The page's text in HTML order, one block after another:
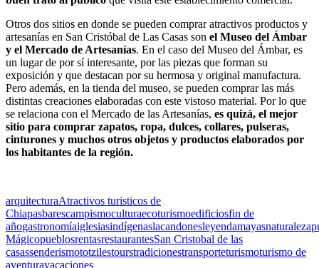
Otros dos sitios en donde se pueden comprar atractivos productos y
artesanías en San Cristóbal de Las Casas son el Museo del Ámbar
y el Mercado de Artesanías. En el caso del Museo del Ámbar, es
un lugar de por sí interesante, por las piezas que forman su
exposición y que destacan por su hermosa y original manufactura.
Pero además, en la tienda del museo, se pueden comprar las más
distintas creaciones elaboradas con este vistoso material. Por lo que
se relaciona con el Mercado de las Artesanías, es quizá, el mejor
sitio para comprar zapatos, ropa, dulces, collares, pulseras,
cinturones y muchos otros objetos y productos elaborados por
los habitantes de la región.
arquitecturaAtractivos turisticos de
Chiapasbarescampismoculturaecoturismoedificiosfin de
añogastronomíaiglesiasindígenaslacandonesleyendamayasnaturaleza
MágicopueblosrentasrestaurantesSan Cristobal de las
casassenderismototzilestourstradicionestransporteturismoturismo de
aventuravacaciones